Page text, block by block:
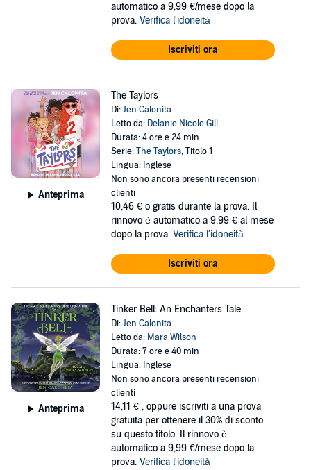
automatico a 9,99 €/mese dopo la
prova. Verifica l'idoneità
Iscriviti ora
Anteprima
The Taylors
Di:Jen Calonita
Letto da: Delanie Nicole Gill
Durata: 4 ore e 24 min
Serie:The Taylors, Titolo 1
Lingua: Inglese
Non sono ancora presenti recensioni
clienti
10,46 € o gratis durante la prova. Il
rinnovo è automatico a 9,99 € al mese
dopo la prova. Verifica l'idoneità
Iscriviti ora
Anteprima
Tinker Bell: An Enchanters Tale
Di:Jen Calonita
Letto da: Mara Wilson
Durata: 7 ore e 40 min
Lingua: Inglese
Non sono ancora presenti recensioni
clienti
14,11 € , oppure iscriviti a una prova
gratuita per ottenere il 30% di sconto
su questo titolo. Il rinnovo è
automatico a 9,99 €/mese dopo la
prova. Verifica l'idoneità